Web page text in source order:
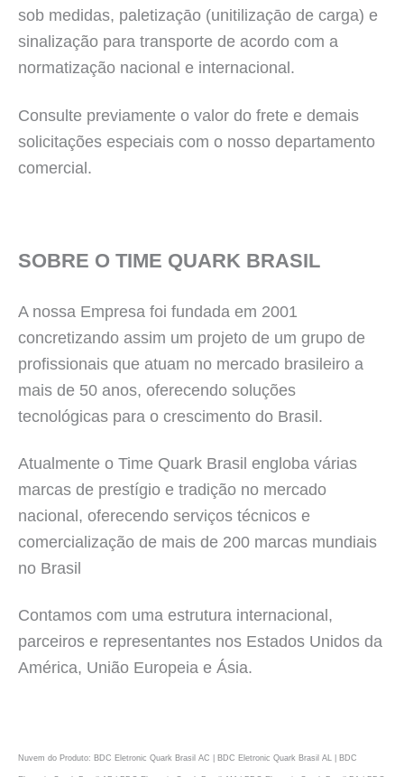
sob medidas, paletizaçāo (unitilizaçāo de carga) e
sinalização para transporte de acordo com a
normatização nacional e internacional.
Consulte previamente o valor do frete e demais
solicitações especiais com o nosso departamento
comercial.
SOBRE O TIME QUARK BRASIL
A nossa Empresa foi fundada em 2001
concretizando assim um projeto de um grupo de
profissionais que atuam no mercado brasileiro a
mais de 50 anos, oferecendo soluções
tecnológicas para o crescimento do Brasil.
Atualmente o Time Quark Brasil engloba várias
marcas de prestígio e tradição no mercado
nacional, oferecendo serviços técnicos e
comercialização de mais de 200 marcas mundiais
no Brasil
Contamos com uma estrutura internacional,
parceiros e representantes nos Estados Unidos da
América, União Europeia e Ásia.
Nuvem do Produto: BDC Eletronic Quark Brasil AC | BDC Eletronic Quark Brasil AL | BDC